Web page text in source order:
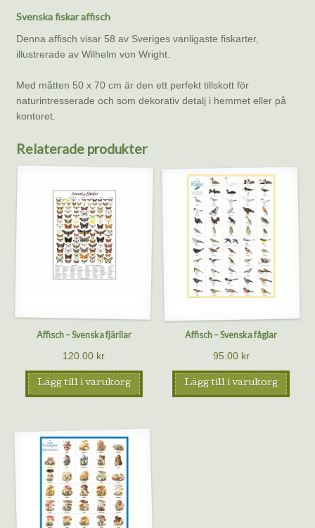
Svenska fiskar affisch
Denna affisch visar 58 av Sveriges vanligaste fiskarter,
illustrerade av Wilhelm von Wright.
Med måtten 50 x 70 cm är den ett perfekt tillskott för
naturintresserade och som dekorativ detalj i hemmet eller på
kontoret.
Relaterade produkter
Affisch – Svenska fjärilar
120.00 kr
Lägg till i varukorg
Affisch – Svenska fåglar
95.00 kr
Lägg till i varukorg